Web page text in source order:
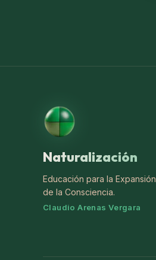
Naturalización
Educación para la Expansión
de la Consciencia.
Claudio Arenas Vergara